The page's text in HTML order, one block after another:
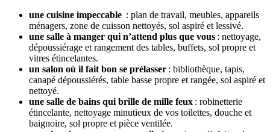
une cuisine impeccable : plan de travail, meubles, appareils
ménagers, zone de cuisson nettoyés, sol aspiré et lessivé.
une salle à manger qui n’attend plus que vous : nettoyage,
dépoussiérage et rangement des tables, buffets, sol propre et
vitres étincelantes.
un salon où il fait bon se prélasser : bibliothèque, tapis,
canapé dépoussiérés, table basse propre et rangée, sol aspiré et
nettoyé.
une salle de bains qui brille de mille feux : robinetterie
étincelante, nettoyage minutieux de vos toilettes, douche et
baignoire, sol propre et pièce ventilée.